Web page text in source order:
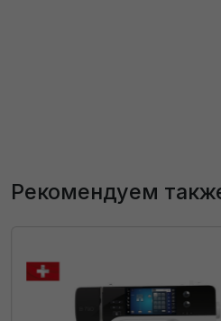
Рекомендуем